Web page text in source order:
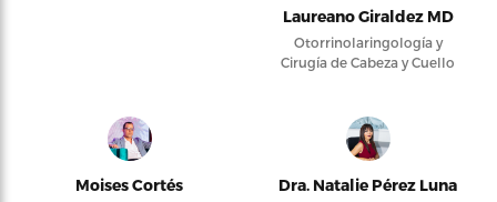
Laureano Giraldez MD
Otorrinolaringología y
Cirugía de Cabeza y Cuello
Moises Cortés Dra. Natalie Pérez Luna